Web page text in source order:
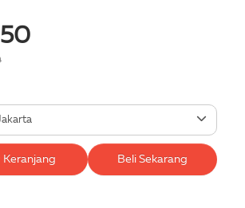
Keranjang Beli Sekarang